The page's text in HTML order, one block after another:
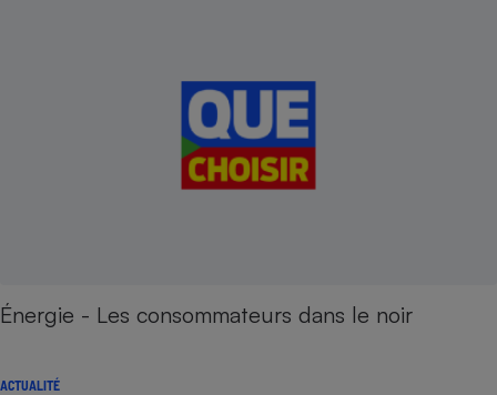
Énergie - Les consommateurs dans le noir
ACTUALITÉ